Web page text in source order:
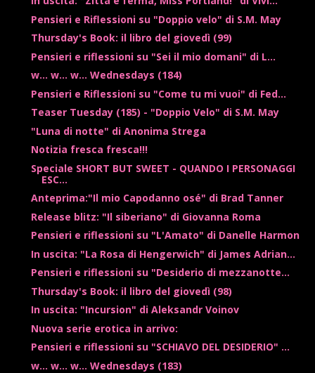
Pensieri e Riflessioni su "Doppio velo" di S.M. May
Thursday's Book: il libro del giovedì (99)
Pensieri e riflessioni su "Sei il mio domani" di L...
w... w... w... Wednesdays (184)
Pensieri e Riflessioni su "Come tu mi vuoi" di Fed...
Teaser Tuesday (185) - "Doppio Velo" di S.M. May
"Luna di notte" di Anonima Strega
Notizia fresca fresca!!!
Speciale SHORT BUT SWEET - QUANDO I PERSONAGGI
ESC...
Anteprima:"Il mio Capodanno osé" di Brad Tanner
Release blitz: "Il siberiano" di Giovanna Roma
Pensieri e riflessioni su "L'Amato" di Danelle Harmon
In uscita: "La Rosa di Hengerwich" di James Adrian...
Pensieri e riflessioni su "Desiderio di mezzanotte...
Thursday's Book: il libro del giovedì (98)
In uscita: "Incursion" di Aleksandr Voinov
Nuova serie erotica in arrivo:
Pensieri e riflessioni su "SCHIAVO DEL DESIDERIO" ...
w... w... w... Wednesdays (183)